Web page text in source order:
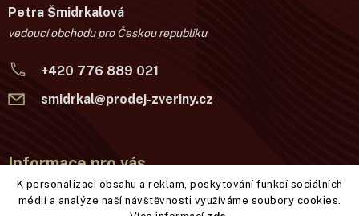
K personalizaci obsahu a reklam, poskytování funkcí sociálních
médií a analýze naší návštěvnosti využíváme soubory cookies.
Petra Šmidrkalová
vedoucí obchodu pro Českou republiku
+420 776 889 021
smidrkal@prodej-zveriny.cz
Informace pro vás
Věrnostní program